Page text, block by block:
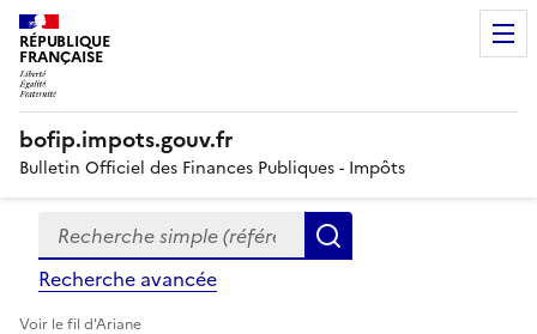
RÉPUBLIQUE
FRANÇAISE
bofip.impots.gouv.fr
Bulletin Officiel des Finances Publiques - Impôts
Formulaire
de
recherche
Recherche simple (références, mots clés, partie du
Recherche avancée
Voir le fil d'Ariane